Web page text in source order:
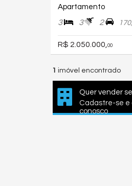
Apartamento
3 3 2 170,
R$ 2.050.000, 00
1 imóvel encontrado
Quer vender
Cadastre-se e
conosco